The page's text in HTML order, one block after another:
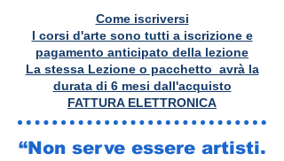
Come iscriversi
I corsi d'arte sono tutti a iscrizione e
pagamento anticipato della lezione
La stessa Lezione o pacchetto avrà la
durata di 6 mesi dall'acquisto
FATTURA ELETTRONICA
“Non serve essere artisti.